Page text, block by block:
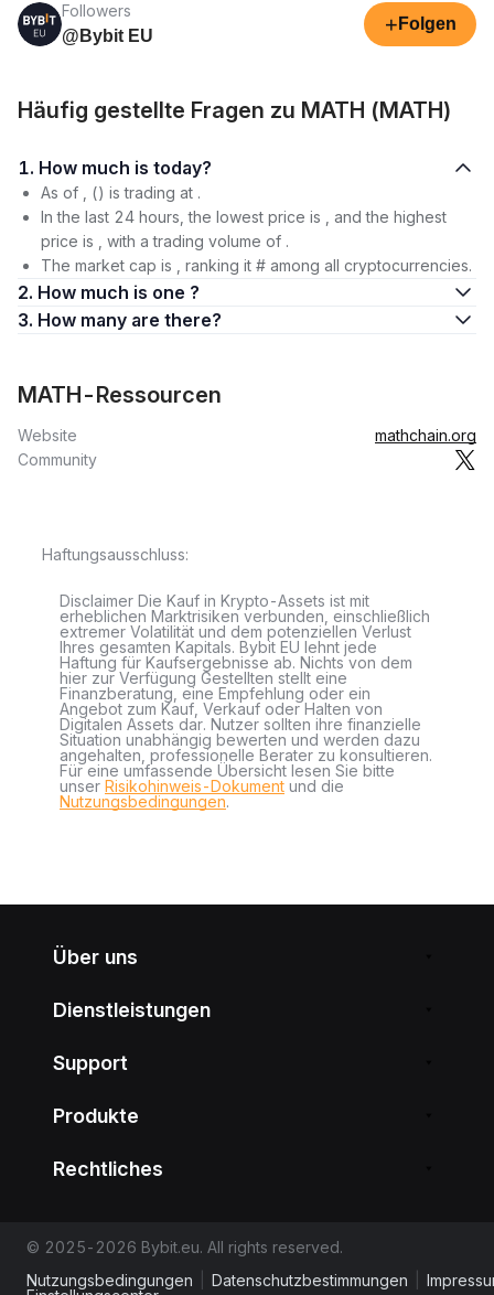
Followers
@Bybit EU
+ Folgen
Häufig gestellte Fragen zu MATH (MATH)
1. How much is today?
As of , () is trading at .
In the last 24 hours, the lowest price is , and the highest
price is , with a trading volume of .
The market cap is , ranking it # among all cryptocurrencies.
2. How much is one ?
3. How many are there?
MATH-Ressourcen
Website
mathchain.org
Community
Haftungsausschluss:
Disclaimer Die Kauf in Krypto-Assets ist mit
erheblichen Marktrisiken verbunden, einschließlich
extremer Volatilität und dem potenziellen Verlust
Ihres gesamten Kapitals. Bybit EU lehnt jede
Haftung für Kaufsergebnisse ab. Nichts von dem
hier zur Verfügung Gestellten stellt eine
Finanzberatung, eine Empfehlung oder ein
Angebot zum Kauf, Verkauf oder Halten von
Digitalen Assets dar. Nutzer sollten ihre finanzielle
Situation unabhängig bewerten und werden dazu
angehalten, professionelle Berater zu konsultieren.
Für eine umfassende Übersicht lesen Sie bitte
unser Risikohinweis-Dokument und die
Nutzungsbedingungen.
Über uns
Dienstleistungen
Support
Produkte
Rechtliches
© 2025-2026 Bybit.eu. All rights reserved.
Nutzungsbedingungen
Datenschutzbestimmungen